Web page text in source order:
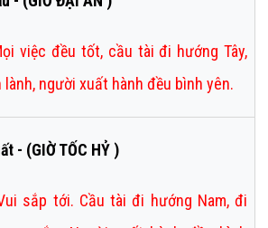
việc đều tốt, cầu tài đi hướng Tây,
lành, người xuất hành đều bình yên.
- (GIỜ TỐC HỶ )
sắp tới. Cầu tài đi hướng Nam, đi